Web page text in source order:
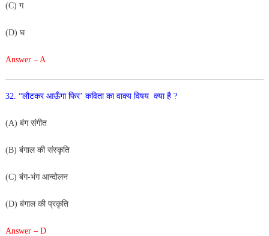
(C) ग
(D) घ
Answer – A
32. “लौटकर आऊँगा फिर’ कविता का वाक्य विषय क्या है ?
(A) बंग संगीत
(B) बंगाल की संस्कृति
(C) बंग-भंग आन्दोलन
(D) बंगाल की प्रकृति
Answer – D